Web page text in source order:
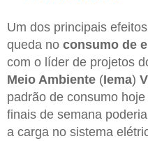
Um dos principais
queda no consumo de
com o líder de projetos
Meio Ambiente (Iema)
padrão de consumo
finais de semana
a carga no sistema